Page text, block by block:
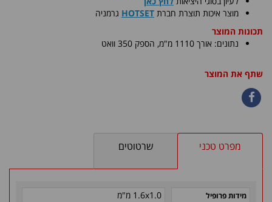
​מוצר איכות תוצרת חברת HOTSET גרמניה
תכונות המוצר
נתונים: אורך 1110 מ"מ, הספק 350 וואט
שתף את המוצר
מפרט טכני שרטוטים
מידות פרופיל 1.6x1.0 מ"מ